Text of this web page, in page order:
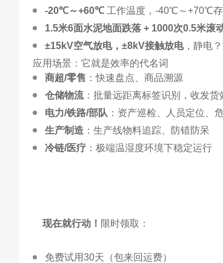
-20℃～+60℃ 工作温度，-40℃～+70℃
1.5米6面水泥地面跌落 + 1000次0.5米滚
±15kV空气放电，±8kV接触放电，静电
应用场景：它就是效率的代名词
商超/零售 ：快速盘点、商品溯源
仓储物流：批量远距离标签识别，收发货
电力/铁路/部队 ：资产巡检、人员定位、
生产制造 ：生产线物料追踪、防错防呆
冷链/医疗 ：极端温湿度环境下稳定运行
现在就行动！
免费试用30天（包来回运费）